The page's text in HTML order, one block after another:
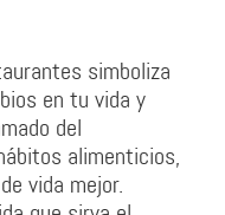
simboliza
en tu vida y
del
alimenticios,
vida mejor.